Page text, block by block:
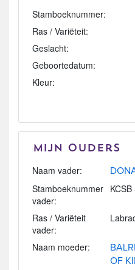
Stamboeknummer:
Ras / Variëteit:
Geslacht:
Geboortedatum:
Kleur:
Mijn Ouders
Naam vader:
Stamboeknummer
vader:
Ras / Variëteit
vader:
Naam moeder:
OF